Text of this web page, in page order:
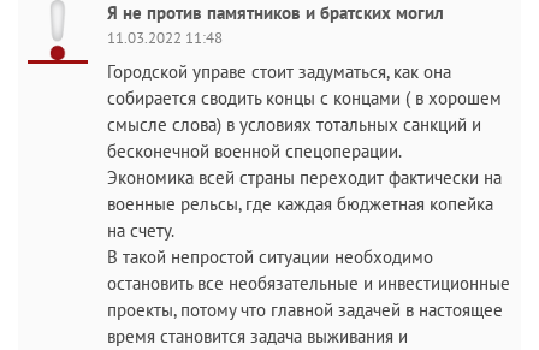
Я не против памятников и братских могил
11.03.2022 11:48
Городской управе стоит задуматься, как она
собирается сводить концы с концами ( в хорошем
смысле слова) в условиях тотальных санкций и
бесконечной военной спецоперации.
Экономика всей страны переходит фактически на
военные рельсы, где каждая бюджетная копейка
на счету.
В такой непростой ситуации необходимо
остановить все необязательные и инвестиционные
проекты, потому что главной задачей в настоящее
время становится задача выживания и